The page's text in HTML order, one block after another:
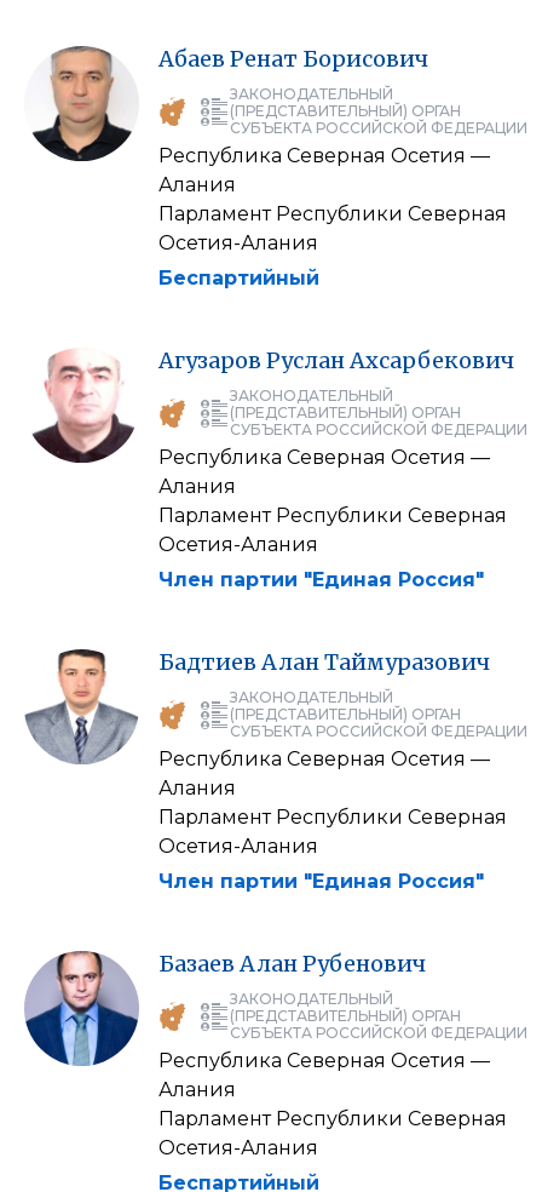
Абаев Ренат Борисович
ЗАКОНОДАТЕЛЬНЫЙ
(ПРЕДСТАВИТЕЛЬНЫЙ) ОРГАН
СУБЪЕКТА РОССИЙСКОЙ ФЕДЕРАЦИИ
Республика Северная Осетия —
Алания
Парламент Республики Северная
Осетия-Алания
Беспартийный
Агузаров Руслан Ахсарбекович
ЗАКОНОДАТЕЛЬНЫЙ
(ПРЕДСТАВИТЕЛЬНЫЙ) ОРГАН
СУБЪЕКТА РОССИЙСКОЙ ФЕДЕРАЦИИ
Республика Северная Осетия —
Алания
Парламент Республики Северная
Осетия-Алания
Член партии "Единая Россия"
Бадтиев АланТаймуразович
ЗАКОНОДАТЕЛЬНЫЙ
(ПРЕДСТАВИТЕЛЬНЫЙ) ОРГАН
СУБЪЕКТА РОССИЙСКОЙ ФЕДЕРАЦИИ
Республика Северная Осетия —
Алания
Парламент Республики Северная
Осетия-Алания
Член партии "Единая Россия"
Базаев АланРубенович
ЗАКОНОДАТЕЛЬНЫЙ
(ПРЕДСТАВИТЕЛЬНЫЙ) ОРГАН
СУБЪЕКТА РОССИЙСКОЙ ФЕДЕРАЦИИ
Республика Северная Осетия —
Алания
Парламент Республики Северная
Осетия-Алания
Беспартийный